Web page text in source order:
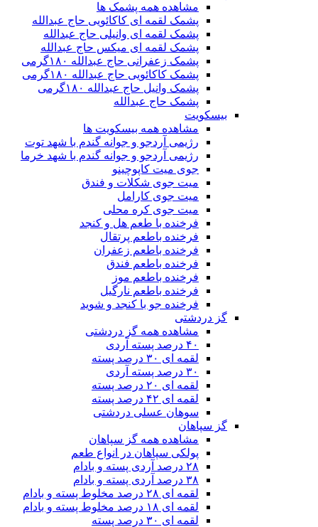
مشاهده همه پشمک ها
پشمک لقمه ای کاکائویی حاج عبدالله
پشمک لقمه ای وانیلی حاج عبدالله
پشمک لقمه ای میکس حاج عبدالله
پشمک زعفرانی حاج عبدالله ۱۸۰گرمی
پشمک کاکائویی حاج عبدالله ۱۸۰گرمی
پشمک وانیل حاج عبدالله ۱۸۰گرمی
پشمک حاج عبدالله
بیسکویت
مشاهده همه بیسکویت ها
رژیمی آردجو و جوانه گندم با شهد توت
رژیمی آردجو و جوانه گندم با شهد خرما
جوی میت کاپوچینو
میت جوی شکلات و فندق
میت جوی کارامل
میت جوی کره محلی
فرخنده با طعم هل و کنجد
فرخنده باطعم پرتقال
فرخنده باطعم زعفران
فرخنده باطعم فندق
فرخنده باطعم موز
فرخنده باطعم نارگیل
فرخنده جو با کنجد و شوید
گز دردشتی
مشاهده همه گز دردشتی
۴۰ درصد پسته آردی
لقمه ای ۳۰ درصد پسته
۳۰ درصد پسته آردی
لقمه ای ۲۰ درصد پسته
لقمه ای ۴۲ درصد پسته
سوهان عسلی دردشتی
گز سپاهان
مشاهده همه گز سپاهان
پولکی سپاهان در انواع طعم
۲۸ درصد آردی پسته و بادام
۳۸ درصد آردی پسته و بادام
لقمه ای ۲۸ درصد مخلوط پسته و بادام
لقمه ای ۱۸ درصد مخلوط پسته و بادام
لقمه ای ۳۰ درصد پسته